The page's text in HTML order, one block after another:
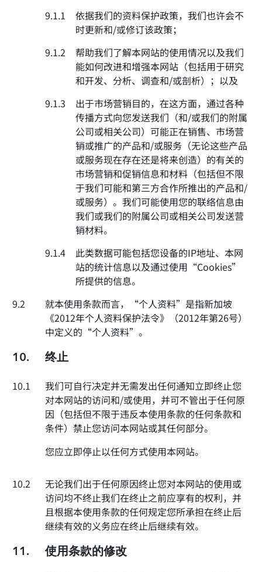
9.1.1
依据我们的资料保护政策，我们也许会不
时更新和/或修订该政策；
9.1.2
帮助我们了解本网站的使用情况以及我们
能如何改进和增强本网站（包括用于研究
和开发、分析、调查和/或剖析）；以及
9.1.3
出于市场营销目的，在这方面，通过各种
传播方式向您发送我们（和/或我们的附属
公司或相关公司）可能正在销售、市场营
销或推广的产品和/或服务（无论这些产品
或服务现在存在还是将来创造）的有关的
市场营销和促销信息和材料（包括但不限
于我们可能和第三方合作所推出的产品和/
或服务）。我们可能使用您的联络信息由
我们或我们的附属公司或相关公司发送营
销材料。
9.1.4
此类数据可能包括您设备的IP地址、本网
站的统计信息以及通过使用“Cookies”
所提供的信息。
9.2
就本使用条款而言，“个人资料”是指新加坡
《2012年个人资料保护法令》（2012年第26号）
中定义的“个人资料”。
10. 终止
10.1
我们可自行决定并无需发出任何通知立即终止您
对本网站的访问和/或使用，并可不管出于任何原
因（包括但不限于违反本使用条款的任何条款和
条件）禁止您访问本网站或其任何部分。
您应立即停止以任何方式使用本网站。
10.2
无论我们出于任何原因终止您对本网站的使用或
访问均不终止我们在终止之前应享有的权利，并
且根据本使用条款的任何规定您所承担在终止后
继续有效的义务应在终止后继续有效。
11. 使用条款的修改